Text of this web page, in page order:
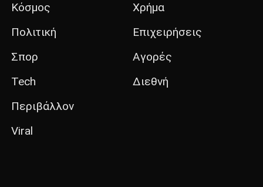
Κόσμος
Πολιτική
Σπορ
Tech
Περιβάλλον
Viral
Χρήμα
Επιχειρήσεις
Αγορές
Διεθνή